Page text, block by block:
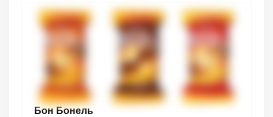
Бон Бонель